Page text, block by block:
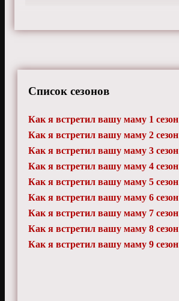
Список сезонов
Как я встретил вашу маму 1 сезон
Как я встретил вашу маму 2 сезон
Как я встретил вашу маму 3 сезон
Как я встретил вашу маму 4 сезон
Как я встретил вашу маму 5 сезон
Как я встретил вашу маму 6 сезон
Как я встретил вашу маму 7 сезон
Как я встретил вашу маму 8 сезон
Как я встретил вашу маму 9 сезон